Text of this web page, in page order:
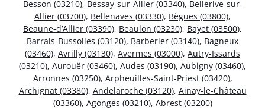
Besson (03210), Bessay-sur-Allier (03340), Bellerive-sur-
Allier (03700), Bellenaves (03330), Bègues (03800),
Beaune-d’Allier (03390), Beaulon (03230), Bayet (03500),
Barrais-Bussolles (03120), Barberier (03140), Bagneux
(03460), Avrilly (03130), Avermes (03000), Autry-Issards
(03210), Aurouër (03460), Audes (03190), Aubigny (03460),
Arronnes (03250), Arpheuilles-Saint-Priest (03420),
Archignat (03380), Andelaroche (03120), Ainay-le-Château
(03360), Agonges (03210), Abrest (03200)